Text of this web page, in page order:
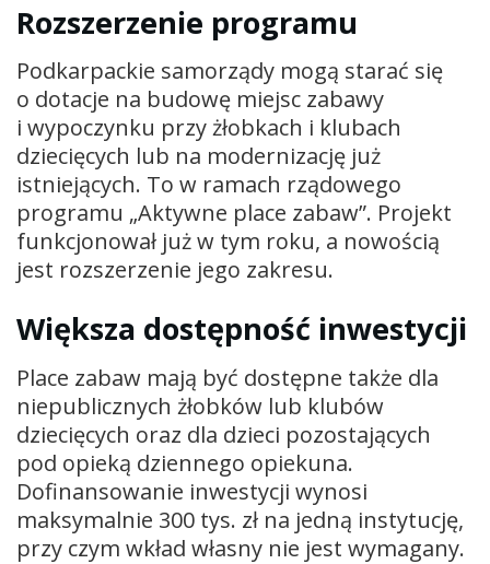
Rozszerzenie programu
Podkarpackie samorządy mogą starać się
o dotacje na budowę miejsc zabawy
i wypoczynku przy żłobkach i klubach
dziecięcych lub na modernizację już
istniejących. To w ramach rządowego
programu „Aktywne place zabaw”. Projekt
funkcjonował już w tym roku, a nowością
jest rozszerzenie jego zakresu.
Większa dostępność inwestycji
Place zabaw mają być dostępne także dla
niepublicznych żłobków lub klubów
dziecięcych oraz dla dzieci pozostających
pod opieką dziennego opiekuna.
Dofinansowanie inwestycji wynosi
maksymalnie 300 tys. zł na jedną instytucję,
przy czym wkład własny nie jest wymagany.